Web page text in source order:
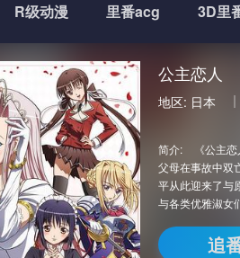
R级动漫 里番acg 3D里
公主恋人
地区: 日本
简介:
《公主
父母在事故中双
平从此迎来了与
与各类优雅淑女
追